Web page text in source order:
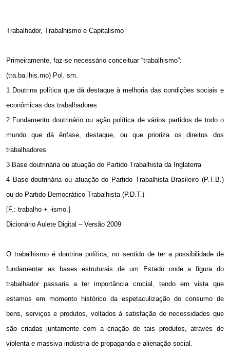
Trabalhador, Trabalhismo e Capitalismo
Primeiramente, faz-se necessário conceituar “trabalhismo”:
(tra.ba.lhis.mo) Pol. sm.
1 Doutrina política que dá destaque à melhoria das condições sociais e
econômicas dos trabalhadores
2 Fundamento doutrinário ou ação política de vários partidos de todo o
mundo que dá ênfase, destaque, ou que prioriza os direitos dos
trabalhadores
3 Base doutrinária ou atuação do Partido Trabalhista da Inglaterra
4 Base doutrinária ou atuação do Partido Trabalhista Brasileiro (P.T.B.)
ou do Partido Democrático Trabalhista (P.D.T.)
[F.: trabalho + -ismo.]
Dicionário Aulete Digital – Versão 2009
O trabalhismo é doutrina política, no sentido de ter a possibilidade de
fundamentar as bases estruturais de um Estado onde a figura do
trabalhador passaria a ter importância crucial, tendo em vista que
estamos em momento histórico da espetaculização do consumo de
bens, serviços e produtos, voltados à satisfação de necessidades que
são criadas juntamente com a criação de tais produtos, através de
violenta e massiva indústria de propaganda e alienação social.